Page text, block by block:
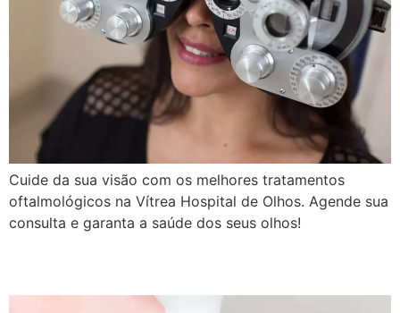
Cuide da sua visão com os melhores tratamentos
oftalmológicos na Vítrea Hospital de Olhos. Agende sua
consulta e garanta a saúde dos seus olhos!